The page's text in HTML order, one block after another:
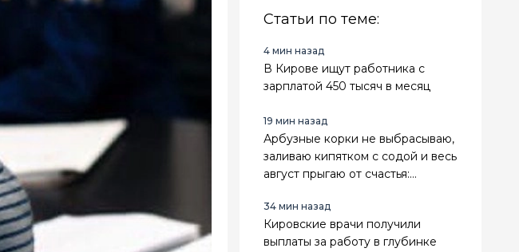
Статьи по теме:
4 мин назад
В Кирове ищут работника с
зарплатой 450 тысяч в месяц
19 мин назад
Арбузные корки не выбрасываю,
заливаю кипятком с содой и весь
август прыгаю от счастья:
34 мин назад
Кировские врачи получили
выплаты за работу в глубинке